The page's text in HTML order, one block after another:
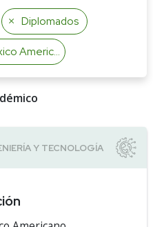
Diplomados
Americano